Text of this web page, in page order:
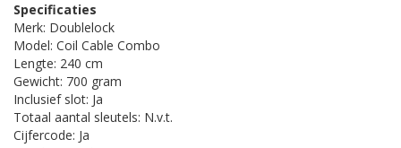
Specificaties
Merk: Doublelock
Model: Coil Cable Combo
Lengte: 240 cm
Gewicht: 700 gram
Inclusief slot: Ja
Totaal aantal sleutels: N.v.t.
Cijfercode: Ja